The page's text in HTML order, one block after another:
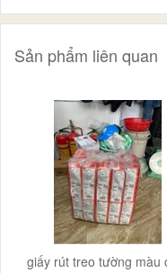
Sản phẩm liên quan
giấy rút treo tường màu